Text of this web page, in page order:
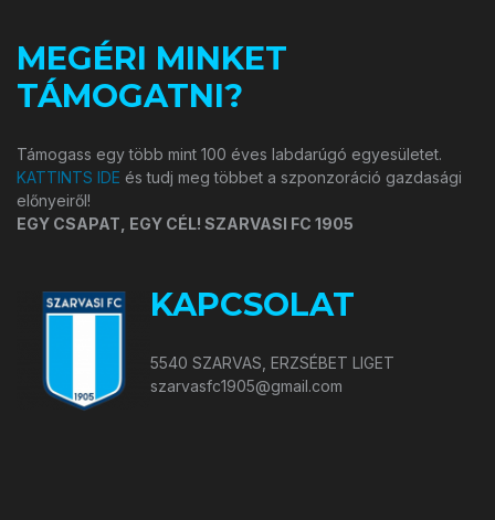
MEGÉRI MINKET
TÁMOGATNI?
Támogass egy több mint 100 éves labdarúgó egyesületet.
KATTINTS IDE és tudj meg többet a szponzoráció gazdasági
előnyeiről!
EGY CSAPAT, EGY CÉL! SZARVASI FC 1905
KAPCSOLAT
5540 SZARVAS, ERZSÉBET LIGET
szarvasfc1905@gmail.com